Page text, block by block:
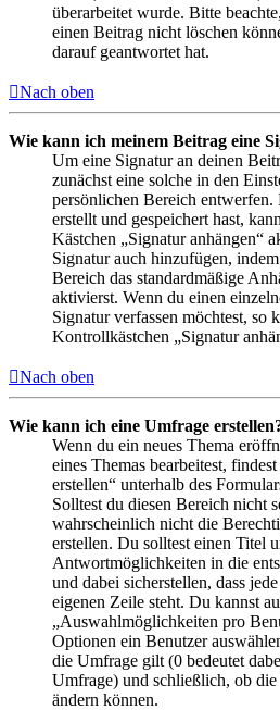
überarbeitet wurde. Bitte
einen Beitrag nicht löschen
darauf geantwortet hat.
Nach oben
Wie kann ich meinem Beitrag eine
Um eine Signatur an deinen
zunächst eine solche in den
persönlichen Bereich
erstellt und gespeichert hast,
Kästchen „Signatur anhängen“
Signatur auch hinzufügen,
Bereich das standardmäßige
aktivierst. Wenn du einen
Signatur verfassen möchtest, so
Kontrollkästchen „Signatur
Nach oben
Wie kann ich eine Umfrage
Wenn du ein neues Thema
eines Themas bearbeitest,
erstellen“ unterhalb des
Solltest du diesen Bereich nicht
wahrscheinlich nicht die
erstellen. Du solltest einen Titel
Antwortmöglichkeiten in die
und dabei sicherstellen, dass
eigenen Zeile steht. Du kannst
„Auswahlmöglichkeiten pro
Optionen ein Benutzer
die Umfrage gilt (0 bedeutet
Umfrage) und schließlich, ob
ändern können.